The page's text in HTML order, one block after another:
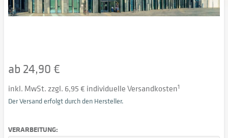
ab 24,90 €
inkl. MwSt. zzgl. 6,95 € individuelle Versandkosten1
Der Versand erfolgt durch den Hersteller.
VERARBEITUNG: